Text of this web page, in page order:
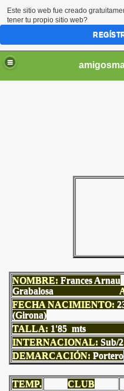
NOMBRE: Frances Arnau
Grabalosa
FECHA NACIMIENTO:
(Girona)
TALLA: 1'85 mts
INTERNACIONAL: Sub/
DEMARCACIÓN: Portero
TEMP. CLUB
Este sitio web fue creado
tener tu propio sitio web?